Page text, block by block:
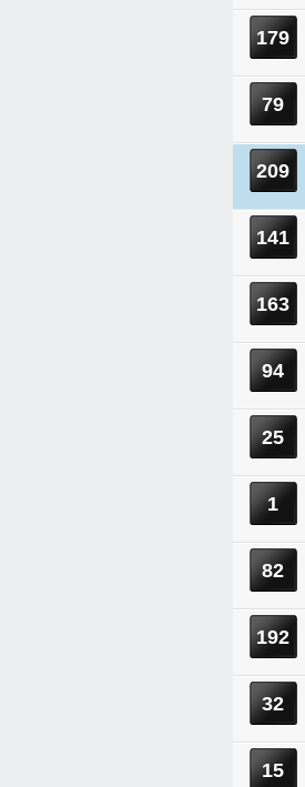
179
79
209
141
163
94
25
1
82
192
32
15